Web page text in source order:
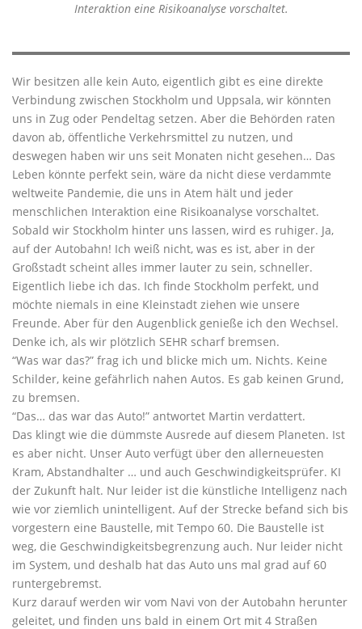
Interaktion eine Risikoanalyse vorschaltet.
Wir besitzen alle kein Auto, eigentlich gibt es eine direkte
Verbindung zwischen Stockholm und Uppsala, wir könnten
uns in Zug oder Pendeltag setzen. Aber die Behörden raten
davon ab, öffentliche Verkehrsmittel zu nutzen, und
deswegen haben wir uns seit Monaten nicht gesehen… Das
Leben könnte perfekt sein, wäre da nicht diese verdammte
weltweite Pandemie, die uns in Atem hält und jeder
menschlichen Interaktion eine Risikoanalyse vorschaltet.
Sobald wir Stockholm hinter uns lassen, wird es ruhiger. Ja,
auf der Autobahn! Ich weiß nicht, was es ist, aber in der
Großstadt scheint alles immer lauter zu sein, schneller.
Eigentlich liebe ich das. Ich finde Stockholm perfekt, und
möchte niemals in eine Kleinstadt ziehen wie unsere
Freunde. Aber für den Augenblick genieße ich den Wechsel.
Denke ich, als wir plötzlich SEHR scharf bremsen.
“Was war das?” frag ich und blicke mich um. Nichts. Keine
Schilder, keine gefährlich nahen Autos. Es gab keinen Grund,
zu bremsen.
“Das… das war das Auto!” antwortet Martin verdattert.
Das klingt wie die dümmste Ausrede auf diesem Planeten. Ist
es aber nicht. Unser Auto verfügt über den allerneuesten
Kram, Abstandhalter … und auch Geschwindigkeitsprüfer. KI
der Zukunft halt. Nur leider ist die künstliche Intelligenz nach
wie vor ziemlich unintelligent. Auf der Strecke befand sich bis
vorgestern eine Baustelle, mit Tempo 60. Die Baustelle ist
weg, die Geschwindigkeitsbegrenzung auch. Nur leider nicht
im System, und deshalb hat das Auto uns mal grad auf 60
runtergebremst.
Kurz darauf werden wir vom Navi von der Autobahn herunter
geleitet, und finden uns bald in einem Ort mit 4 Straßen